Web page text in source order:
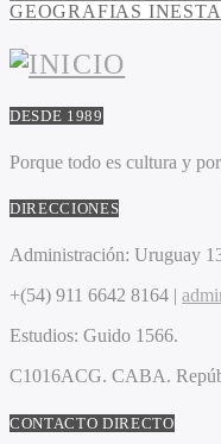
GEOGRAFIAS
DESDE 1989
Porque todo es cultura y
DIRECCIONES
Administración: Uruguay
+(54) 911 6642 8164 |
Estudios: Guido 1566.
C1016ACG. CABA.
CONTACTO DIRECTO